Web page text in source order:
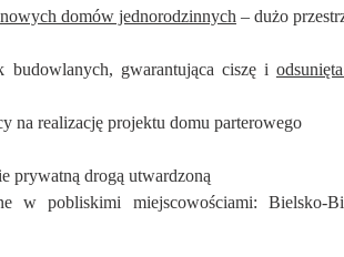
nowych domów jednorodzinnych – dużo
budowlanych, gwarantująca ciszę i
na realizację projektu domu parterowego
prywatną drogą utwardzoną
w pobliskimi miejscowościami: Bielsko-